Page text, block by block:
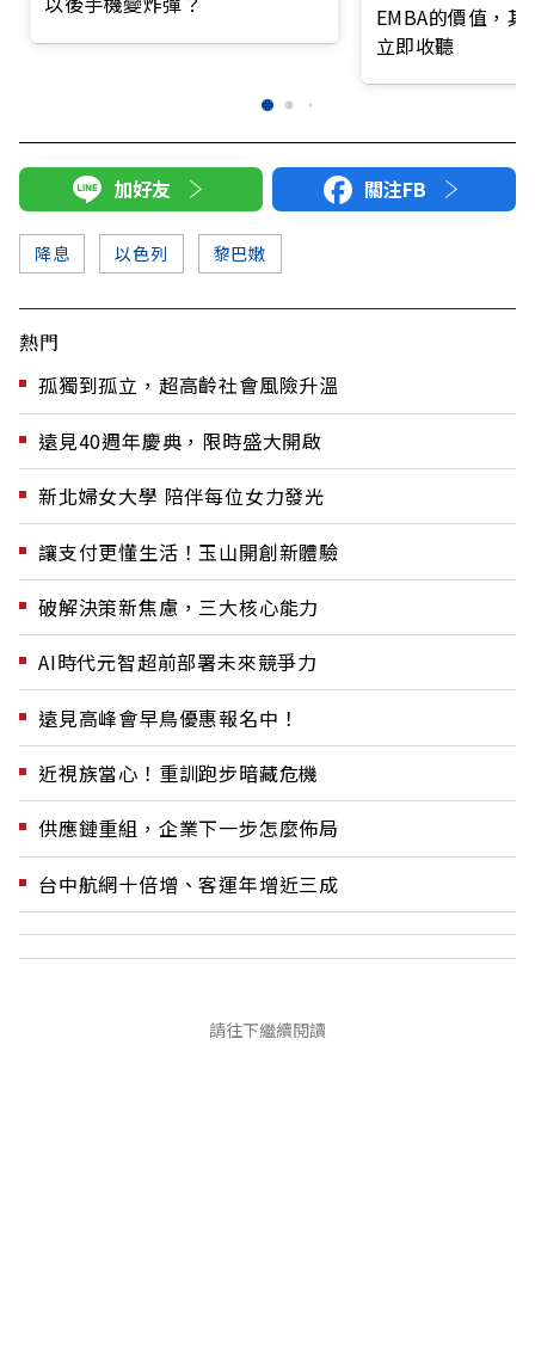
EMBA的價值，
立即收聽
加好友 關注FB
降息 以色列 黎巴嫩
熱門
孤獨到孤立，超高齡社會風險升溫
遠見40週年慶典，限時盛大開啟
新北婦女大學 陪伴每位女力發光
讓支付更懂生活！玉山開創新體驗
破解決策新焦慮，三大核心能力
AI時代元智超前部署未來競爭力
遠見高峰會早鳥優惠報名中！
近視族當心！重訓跑步暗藏危機
供應鏈重組，企業下一步怎麼佈局
台中航網十倍增、客運年增近三成
請往下繼續閱讀